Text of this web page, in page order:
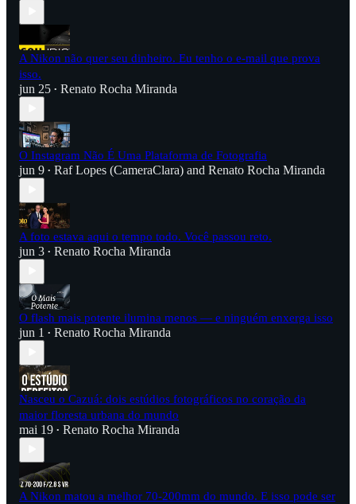
A Nikon não quer seu dinheiro. Eu tenho o e-mail que prova
isso.
jun 25 • Renato Rocha Miranda
O Instagram Não É Uma Plataforma de Fotografia
jun 9 • Raf Lopes (CameraClara) and Renato Rocha Miranda
A foto estava aqui o tempo todo. Você passou reto.
jun 3 • Renato Rocha Miranda
O flash mais potente ilumina menos — e ninguém enxerga isso
jun 1 • Renato Rocha Miranda
Nasceu o Cazuá: dois estúdios fotográficos no coração da
maior floresta urbana do mundo
mai 19 • Renato Rocha Miranda
A Nikon matou a melhor 70-200mm do mundo. E isso pode ser